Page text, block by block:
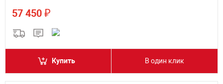
57 450 ₽
Купить В один клик